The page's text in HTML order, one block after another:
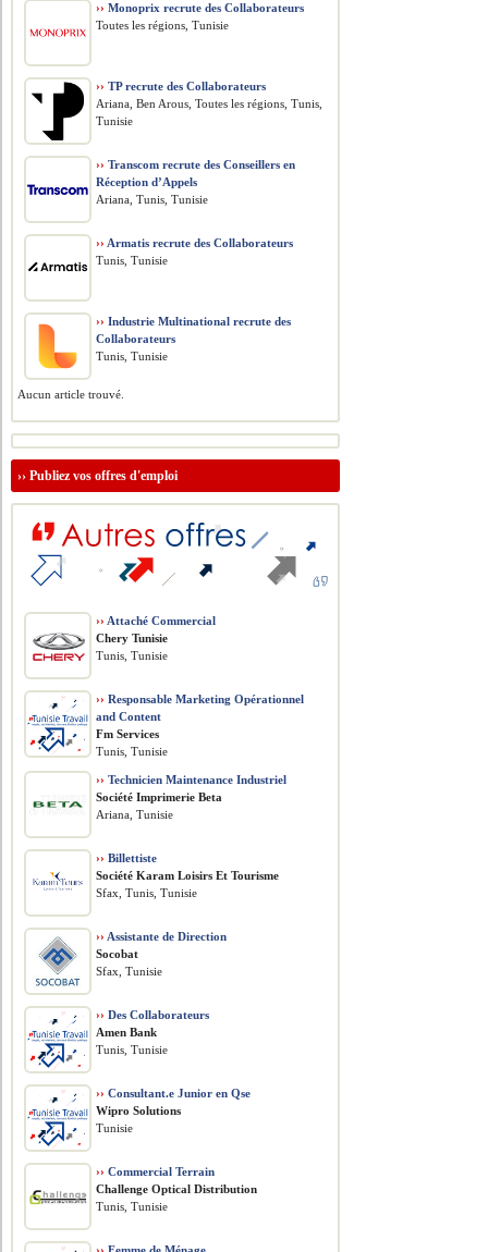
›› Monoprix recrute des Collaborateurs
Toutes les régions, Tunisie
›› TP recrute des Collaborateurs
Ariana, Ben Arous, Toutes les régions, Tunis,
Tunisie
›› Transcom recrute des Conseillers en
Réception d’Appels
Ariana, Tunis, Tunisie
›› Armatis recrute des Collaborateurs
Tunis, Tunisie
›› Industrie Multinational recrute des
Collaborateurs
Tunis, Tunisie
Aucun article trouvé.
››Publiez vos offres d'emploi
›› Attaché Commercial
Chery Tunisie
Tunis, Tunisie
›› Responsable Marketing Opérationnel
and Content
Fm Services
Tunis, Tunisie
›› Technicien Maintenance Industriel
Société Imprimerie Beta
Ariana, Tunisie
›› Billettiste
Société Karam Loisirs Et Tourisme
Sfax, Tunis, Tunisie
›› Assistante de Direction
Socobat
Sfax, Tunisie
›› Des Collaborateurs
Amen Bank
Tunis, Tunisie
›› Consultant.e Junior en Qse
Wipro Solutions
Tunisie
›› Commercial Terrain
Challenge Optical Distribution
Tunis, Tunisie